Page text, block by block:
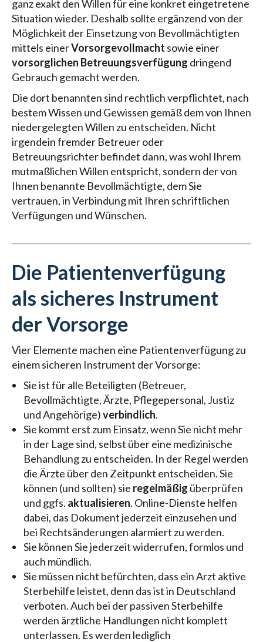
ganz exakt den Willen für eine konkret eingetretene
Situation wieder. Deshalb sollte ergänzend von der
Möglichkeit der Einsetzung von Bevollmächtigten
mittels einerVorsorgevollmacht sowie einer
vorsorglichen Betreuungsverfügung dringend
Gebrauch gemacht werden.
Die dort benannten sind rechtlich verpflichtet, nach
bestem Wissen und Gewissen gemäß dem von Ihnen
niedergelegten Willen zu entscheiden. Nicht
irgendein fremder Betreuer oder
Betreuungsrichter befindet dann, was wohl Ihrem
mutmaßlichen Willen entspricht, sondern der von
Ihnen benannte Bevollmächtigte, dem Sie
vertrauen, in Verbindung mit Ihren schriftlichen
Verfügungen und Wünschen.
Die Patientenverfügung
als sicheres Instrument
der Vorsorge
Vier Elemente machen eine Patientenverfügung zu
einem sicheren Instrument der Vorsorge:
Sie ist für alle Beteiligten (Betreuer,
Bevollmächtigte, Ärzte, Pflegepersonal, Justiz
und Angehörige)verbindlich.
Sie kommt erst zum Einsatz, wenn Sie nicht mehr
in der Lage sind, selbst über eine medizinische
Behandlung zu entscheiden. In der Regel werden
die Ärzte über den Zeitpunkt entscheiden. Sie
können (und sollten) sie regelmäßig überprüfen
und ggfs. aktualisieren. Online-Dienste helfen
dabei, das Dokument jederzeit einzusehen und
bei Rechtsänderungen alarmiert zu werden.
Sie können Sie jederzeit widerrufen, formlos und
auch mündlich.
Sie müssen nicht befürchten, dass ein Arzt aktive
Sterbehilfe leistet, denn das ist in Deutschland
verboten. Auch bei der passiven Sterbehilfe
werden ärztliche Handlungen nicht komplett
unterlassen. Es werden lediglich